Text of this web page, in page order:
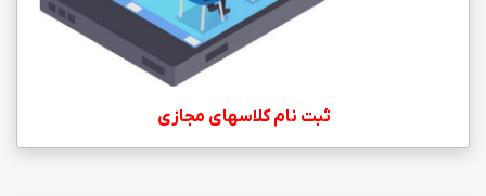
ثبت نام کلاسهای مجازی